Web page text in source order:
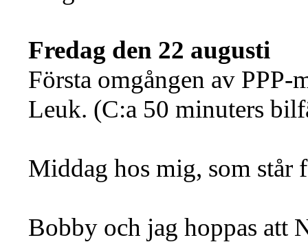
Fredag den 22 augusti
Första omgången av PPP-
Leuk. (C:a 50 minuters
Middag hos mig, som
Bobby och jag hoppas att